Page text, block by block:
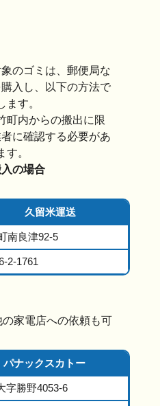
のゴミは、郵便局な
入し、以下の方法で
ます。
町内からの搬出に限
に確認する必要があ
す。
の場合
久留米運送
南良津92-5
2-1761
家電店への依頼も可
パナックスカトー
字勝野4053-6